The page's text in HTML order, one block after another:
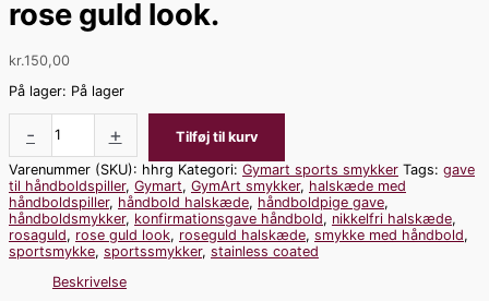
rose guld look.
kr.150,00
På lager: På lager
- +
Tilføj til kurv
Varenummer (SKU): hhrg Kategori: Gymart sports smykker Tags: gave
til håndboldspiller, Gymart, GymArt smykker, halskæde med
håndboldspiller, håndbold halskæde, håndboldpige gave,
håndboldsmykker, konfirmationsgave håndbold, nikkelfri halskæde,
rosaguld, rose guld look, roseguld halskæde, smykke med håndbold,
sportsmykke, sportssmykker, stainless coated
Beskrivelse